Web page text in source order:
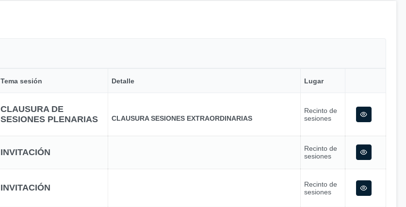
Tema sesión Detalle Lugar
CLAUSURA DE
SESIONES PLENARIAS
CLAUSURA SESIONES EXTRAORDINARIAS
Recinto de
sesiones
INVITACIÓN
Recinto de
sesiones
INVITACIÓN
Recinto de
sesiones